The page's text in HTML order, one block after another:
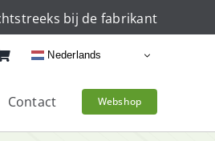
bij de fabrikant
Nederlands
Contact Webshop